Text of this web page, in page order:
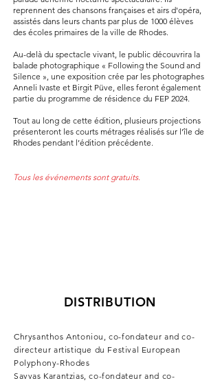
reprennent des chansons françaises et airs d'opéra,
assistés dans leurs chants par plus de 1000 élèves
des écoles primaires de la ville de Rhodes.
Au-delà du spectacle vivant, le public découvrira la
balade photographique « Following the Sound and
Silence », une exposition crée par les photographes
Anneli Ivaste et Birgit Püve, elles feront également
partie du programme de résidence du FEP 2024.
Tout au long de cette édition, plusieurs projections
présenteront les courts métrages réalisés sur l’île de
Rhodes pendant l’édition précédente.
Tous les événements sont gratuits.
DISTRIBUTION
Chrysanthos Antoniou, co-fondateur and co-
directeur artistique du Festival European
Polyphony-Rhodes
Savvas Karantzias, co-fondateur and co-